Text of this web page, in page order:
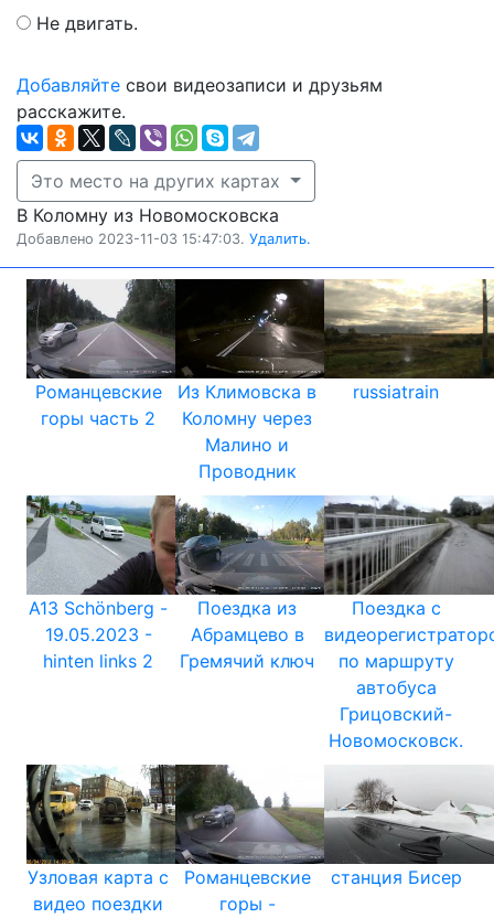
Не двигать.
Добавляйте свои видеозаписи и друзьям
расскажите.
Это место на других картах
В Коломну из Новомосковска
Добавлено 2023-11-03 15:47:03. Удалить.
Романцевские
горы часть 2
Из Климовска в
Коломну через
Малино и
Проводник
russiatrain
A13 Schönberg -
19.05.2023 -
hinten links 2
Поездка из
Абрамцево в
Гремячий ключ
Поездка с
по маршруту
автобуса
Грицовский-
Новомосковск.
Узловая карта с
видео поездки
Романцевские
горы -
станция Бисер